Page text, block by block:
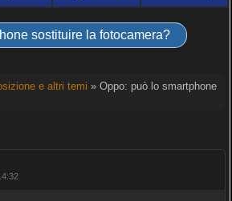
sostituire la fotocamera?
e altri temi » Oppo: può lo smartphone